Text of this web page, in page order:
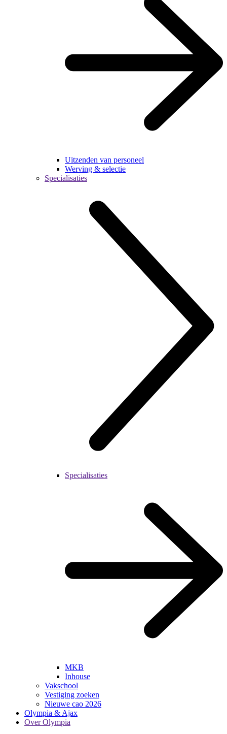
Uitzenden van personeel
Werving & selectie
Specialisaties
Specialisaties
MKB
Inhouse
Vakschool
Vestiging zoeken
Nieuwe cao 2026
Olympia & Ajax
Over Olympia